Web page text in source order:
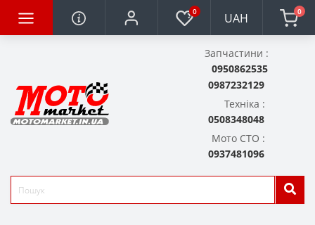
0 UAH 0
Запчастини :
0950862535
0987232129
Техніка :
0508348048
Мото СТО :
0937481096